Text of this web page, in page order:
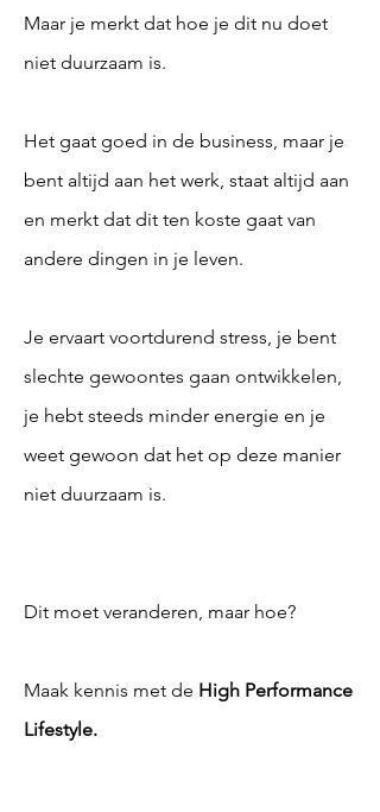
Maar je merkt dat hoe je dit nu doet
niet duurzaam is.
Het gaat goed in de business, maar je
bent altijd aan het werk, staat altijd aan
en merkt dat dit ten koste gaat van
andere dingen in je leven.
Je ervaart voortdurend stress, je bent
slechte gewoontes gaan ontwikkelen,
je hebt steeds minder energie en je
weet gewoon dat het op deze manier
niet duurzaam is.
​Dit moet veranderen, maar hoe?
Maak kennis met de High Performance
Lifestyle.